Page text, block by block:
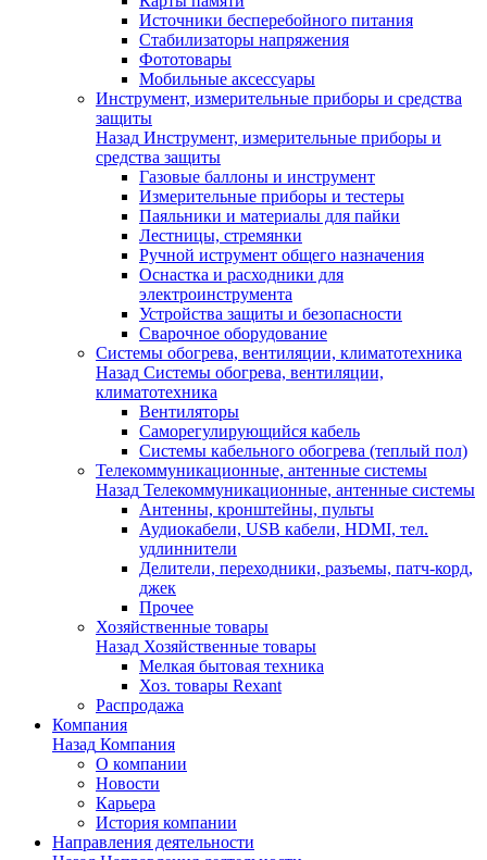
Источники бесперебойного питания
Стабилизаторы напряжения
Фототовары
Мобильные аксессуары
Инструмент, измерительные приборы и средства
защиты
Назад Инструмент, измерительные приборы и
средства защиты
Газовые баллоны и инструмент
Измерительные приборы и тестеры
Паяльники и материалы для пайки
Лестницы, стремянки
Ручной иструмент общего назначения
Оснастка и расходники для
электроинструмента
Устройства защиты и безопасности
Сварочное оборудование
Системы обогрева, вентиляции, климатотехника
Назад Системы обогрева, вентиляции,
климатотехника
Вентиляторы
Саморегулирующийся кабель
Системы кабельного обогрева (теплый пол)
Телекоммуникационные, антенные системы
Назад Телекоммуникационные, антенные системы
Антенны, кронштейны, пульты
Аудиокабели, USB кабели, HDMI, тел.
удлиннители
Делители, переходники, разъемы, патч-корд,
джек
Прочее
Хозяйственные товары
Назад Хозяйственные товары
Мелкая бытовая техника
Хоз. товары Rexant
Распродажа
Компания
Назад Компания
О компании
Новости
Карьера
История компании
Направления деятельности